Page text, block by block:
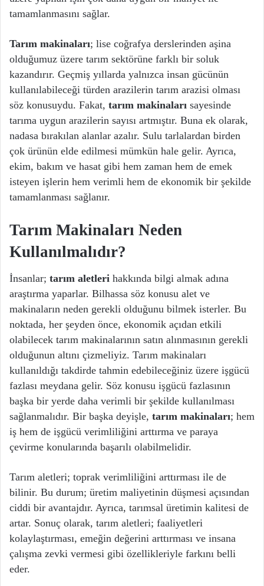
tamamlanmasını sağlar.
Tarım makinaları; lise coğrafya derslerinden aşina
olduğumuz üzere tarım sektörüne farklı bir soluk
kazandırır. Geçmiş yıllarda yalnızca insan gücünün
kullanılabileceği türden arazilerin tarım arazisi olması
söz konusuydu. Fakat, tarım makinaları sayesinde
tarıma uygun arazilerin sayısı artmıştır. Buna ek olarak,
nadasa bırakılan alanlar azalır. Sulu tarlalardan birden
çok ürünün elde edilmesi mümkün hale gelir. Ayrıca,
ekim, bakım ve hasat gibi hem zaman hem de emek
isteyen işlerin hem verimli hem de ekonomik bir şekilde
tamamlanması sağlanır.
Tarım Makinaları Neden
Kullanılmalıdır?
İnsanlar; tarım aletleri hakkında bilgi almak adına
araştırma yaparlar. Bilhassa söz konusu alet ve
makinaların neden gerekli olduğunu bilmek isterler. Bu
noktada, her şeyden önce, ekonomik açıdan etkili
olabilecek tarım makinalarının satın alınmasının gerekli
olduğunun altını çizmeliyiz. Tarım makinaları
kullanıldığı takdirde tahmin edebileceğiniz üzere işgücü
fazlası meydana gelir. Söz konusu işgücü fazlasının
başka bir yerde daha verimli bir şekilde kullanılması
sağlanmalıdır. Bir başka deyişle, tarım makinaları; hem
iş hem de işgücü verimliliğini arttırma ve paraya
çevirme konularında başarılı olabilmelidir.
Tarım aletleri; toprak verimliliğini arttırması ile de
bilinir. Bu durum; üretim maliyetinin düşmesi açısından
ciddi bir avantajdır. Ayrıca, tarımsal üretimin kalitesi de
artar. Sonuç olarak, tarım aletleri; faaliyetleri
kolaylaştırması, emeğin değerini arttırması ve insana
çalışma zevki vermesi gibi özellikleriyle farkını belli
eder.